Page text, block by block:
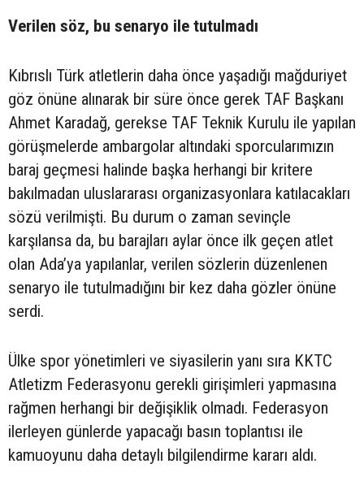
Verilen söz, bu senaryo ile tutulmadı
Kıbrıslı Türk atletlerin daha önce yaşadığı mağduriyet
göz önüne alınarak bir süre önce gerek TAF Başkanı
Ahmet Karadağ, gerekse TAF Teknik Kurulu ile yapılan
görüşmelerde ambargolar altındaki sporcularımızın
baraj geçmesi halinde başka herhangi bir kritere
bakılmadan uluslararası organizasyonlara katılacakları
sözü verilmişti. Bu durum o zaman sevinçle
karşılansa da, bu barajları aylar önce ilk geçen atlet
olan Ada’ya yapılanlar, verilen sözlerin düzenlenen
senaryo ile tutulmadığını bir kez daha gözler önüne
serdi.
Ülke spor yönetimleri ve siyasilerin yanı sıra KKTC
Atletizm Federasyonu gerekli girişimleri yapmasına
rağmen herhangi bir değişiklik olmadı. Federasyon
ilerleyen günlerde yapacağı basın toplantısı ile
kamuoyunu daha detaylı bilgilendirme kararı aldı.